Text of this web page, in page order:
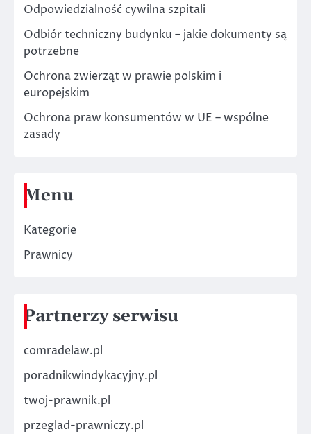
Odpowiedzialność cywilna szpitali
Odbiór techniczny budynku – jakie dokumenty są
potrzebne
Ochrona zwierząt w prawie polskim i
europejskim
Ochrona praw konsumentów w UE – wspólne
zasady
Menu
Kategorie
Prawnicy
Partnerzy serwisu
comradelaw.pl
poradnikwindykacyjny.pl
twoj-prawnik.pl
przeglad-prawniczy.pl